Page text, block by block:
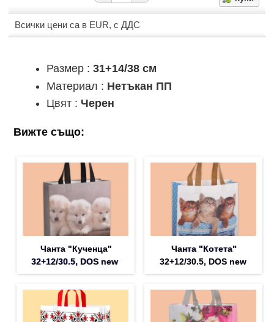
Всички цени са в EUR, с ДДС
Размер : 31+14/38 см
Материал : Нетъкан ПП
Цвят : Черен
Вижте също:
Чанта "Кученца"
32+12/30.5, DOS new
Чанта "Котета"
32+12/30.5, DOS new